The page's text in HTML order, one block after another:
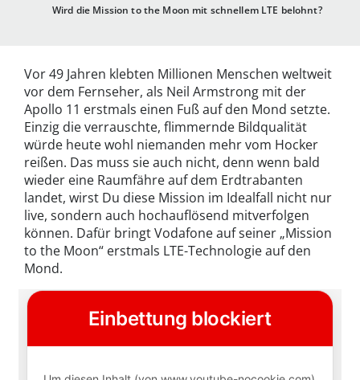
Wird die Mission to the Moon mit schnellem LTE belohnt?
Vor 49 Jahren klebten Millionen Menschen weltweit
vor dem Fernseher, als Neil Armstrong mit der
Apollo 11 erstmals einen Fuß auf den Mond setzte.
Einzig die verrauschte, flimmernde Bildqualität
würde heute wohl niemanden mehr vom Hocker
reißen. Das muss sie auch nicht, denn wenn bald
wieder eine Raumfähre auf dem Erdtrabanten
landet, wirst Du diese Mission im Idealfall nicht nur
live, sondern auch hochauflösend mitverfolgen
können. Dafür bringt Vodafone auf seiner „Mission
to the Moon“ erstmals LTE-Technologie auf den
Mond.